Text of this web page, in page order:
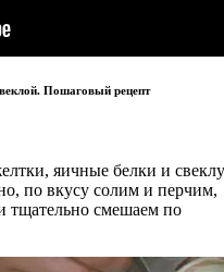
Пошаговый рецепт
яичные белки и
по вкусу солим и перчим,
тщательно смешаем по